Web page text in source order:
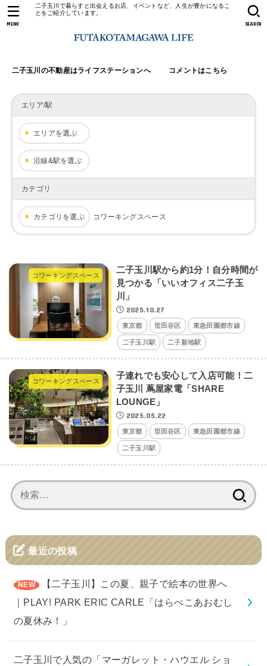
二子玉川で暮らすと出会えるお店、イベントなど、人生が豊かになるこ
とをご紹介しています。
二子玉川の不動産はライフステーションへ コメントはこちら
SEARCH
MENU
エリア/駅
エリアを選ぶ
沿線&駅を選ぶ
カテゴリ
カテゴリを選ぶ コワーキングスペース
コワーキングスペース
二子玉川駅から約1分！自分時間が
見つかる「いいオフィス二子玉
川」
2025.10.27
東京都 世田谷区 東急田園都市線
二子玉川駅 二子新地駅
コワーキングスペース
子連れでも安心して入店可能！二
子玉川 蔦屋家電「SHARE
LOUNGE」
2025.05.22
東京都 世田谷区 東急田園都市線
二子玉川駅
索:
最近の投稿
【二子玉川】この夏、親子で絵本の世界へ
｜PLAY! PARK ERIC CARLE「はらぺこあおむし
の夏休み！」
二子玉川で人気の「マーガレット・ハウエル ショ